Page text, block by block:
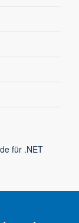
für .NET